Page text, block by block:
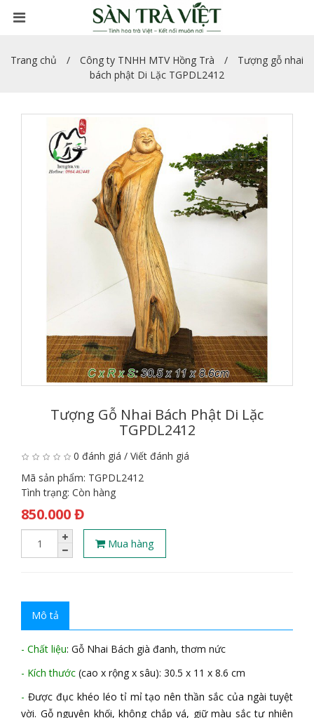
Trang chủ Công ty TNHH MTV Hồng Trà
Tượng gỗ nhai
bách phật Di Lặc TGPDL2412
Tượng Gỗ Nhai Bách Phật Di Lặc
TGPDL2412
0 đánh giá / Viết đánh giá
Mã sản phẩm: TGPDL2412
Tình trạng: Còn hàng
850.000 Đ
Mua hàng
Mô tả
- Chất liệu: Gỗ Nhai Bách già đanh, thơm nức
- Kích thước (cao x rộng x sâu): 30.5 x 11 x 8.6 cm
- Được đục khéo léo tỉ mỉ tạo nên thần sắc của ngài tuyệt
vời. Gỗ nguyên khối, không chắp vá, giữ màu sắc tự nhiên